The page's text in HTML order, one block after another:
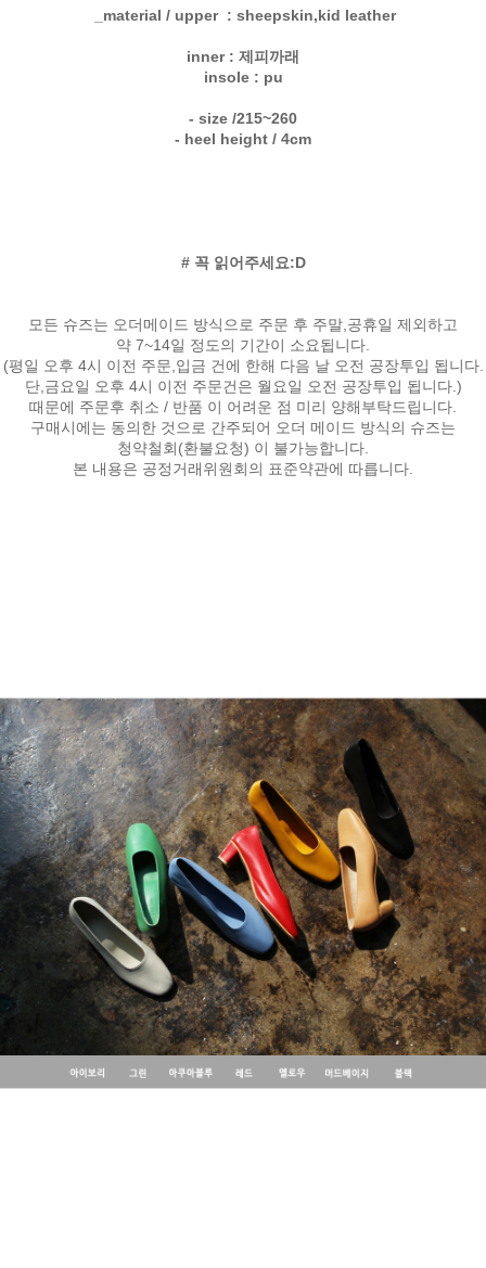
_material / upper : sheepskin,kid leather
inner : 제피까래
insole : pu
- size /215~260
- heel height / 4cm
# 꼭 읽어주세요:D
모든 슈즈는 오더메이드 방식으로 주문 후 주말,공휴일 제외하고
약 7~14일 정도의 기간이 소요됩니다.
(평일 오후 4시 이전 주문,입금 건에 한해 다음 날 오전 공장투입 됩니다.
단,금요일 오후 4시 이전 주문건은 월요일 오전 공장투입 됩니다.)
때문에 주문후 취소 / 반품 이 어려운 점 미리 양해부탁드립니다.
구매시에는 동의한 것으로 간주되어 오더 메이드 방식의 슈즈는
청약철회(환불요청) 이 불가능합니다.
본 내용은 공정거래위원회의 표준약관에 따릅니다.